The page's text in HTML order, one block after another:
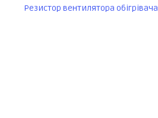
Резистор вентилятора обігрівача